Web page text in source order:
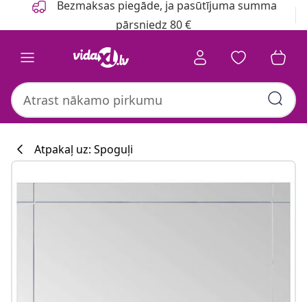
Bezmaksas piegāde, ja pasūtījuma summa
pārsniedz 80 €
Atpakaļ uz: Spoguļi